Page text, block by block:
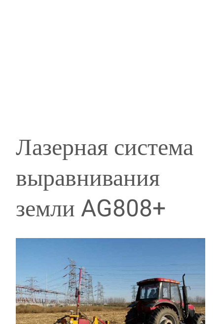
Лазерная система
выравнивания
земли AG808+